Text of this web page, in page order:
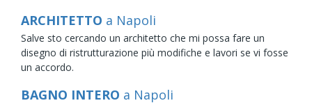
ARCHITETTO a Napoli
Salve sto cercando un architetto che mi possa fare un
disegno di ristrutturazione più modifiche e lavori se vi fosse
un accordo.
BAGNO INTERO a Napoli